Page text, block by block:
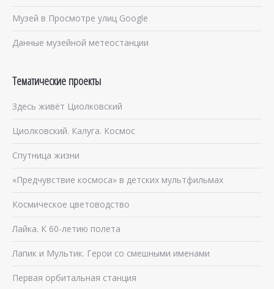
Музей в Просмотре улиц Google
Данные музейной метеостанции
Тематические проекты
Здесь живёт Циолковский
Циолковский. Калуга. Космос
Спутница жизни
«Предчувствие космоса» в детских мультфильмах
Космическое цветоводство
Лайка. К 60-летию полета
Лапик и Мультик. Герои со смешными именами
Первая орбитальная станция